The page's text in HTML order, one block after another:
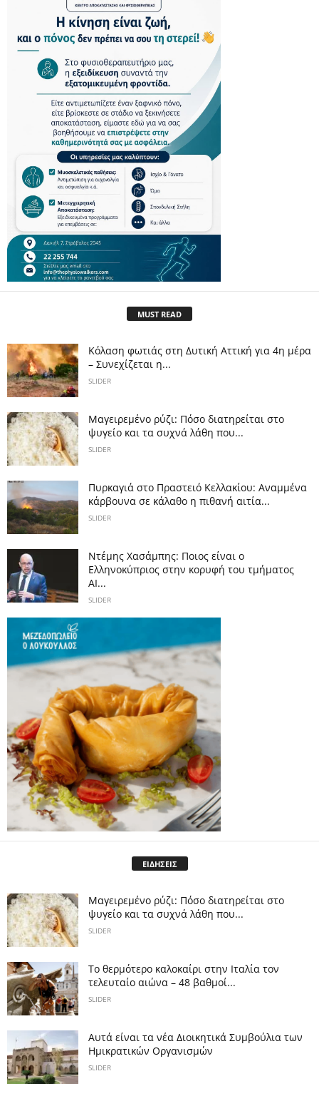
MUST READ
Κόλαση φωτιάς στη Δυτική Αττική για 4η μέρα
– Συνεχίζεται η...
SLIDER
Μαγειρεμένο ρύζι: Πόσο διατηρείται στο
ψυγείο και τα συχνά λάθη που...
SLIDER
Πυρκαγιά στο Πραστειό Κελλακίου: Αναμμένα
κάρβουνα σε κάλαθο η πιθανή αιτία...
SLIDER
Ντέμης Χασάμπης: Ποιος είναι ο
Ελληνοκύπριος στην κορυφή του τμήματος
AI...
SLIDER
ΕΙΔΗΣΕΙΣ
Μαγειρεμένο ρύζι: Πόσο διατηρείται στο
ψυγείο και τα συχνά λάθη που...
SLIDER
Το θερμότερο καλοκαίρι στην Ιταλία τον
τελευταίο αιώνα – 48 βαθμοί...
SLIDER
Αυτά είναι τα νέα Διοικητικά Συμβούλια των
Ημικρατικών Οργανισμών
SLIDER